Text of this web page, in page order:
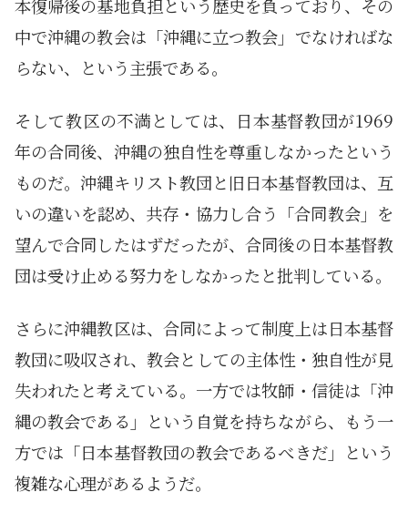
本復帰後の基地負担という歴史を負っており、その
中で沖縄の教会は「沖縄に立つ教会」でなければな
らない、という主張である。
そして教区の不満としては、日本基督教団が1969
年の合同後、沖縄の独自性を尊重しなかったという
ものだ。沖縄キリスト教団と旧日本基督教団は、互
いの違いを認め、共存・協力し合う「合同教会」を
望んで合同したはずだったが、合同後の日本基督教
団は受け止める努力をしなかったと批判している。
さらに沖縄教区は、合同によって制度上は日本基督
教団に吸収され、教会としての主体性・独自性が見
失われたと考えている。一方では牧師・信徒は「沖
縄の教会である」という自覚を持ちながら、もう一
方では「日本基督教団の教会であるべきだ」という
複雑な心理があるようだ。